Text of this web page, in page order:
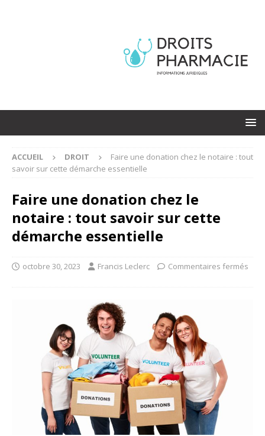
ACCUEIL DROIT
Faire une donation chez le notaire : tout
savoir sur cette démarche essentielle
Faire une donation chez le
notaire : tout savoir sur cette
démarche essentielle
octobre 30, 2023 Francis Leclerc Commentaires fermés